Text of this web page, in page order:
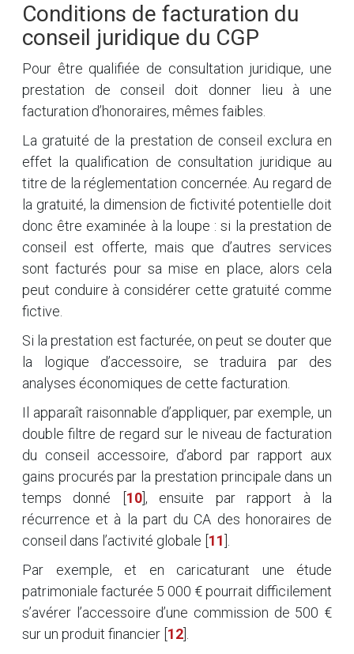
Conditions de facturation du
conseil juridique du CGP
Pour être qualifiée de consultation juridique, une
prestation de conseil doit donner lieu à une
facturation d’honoraires, mêmes faibles.
La gratuité de la prestation de conseil exclura en
effet la qualification de consultation juridique au
titre de la réglementation concernée. Au regard de
la gratuité, la dimension de fictivité potentielle doit
donc être examinée à la loupe : si la prestation de
conseil est offerte, mais que d’autres services
sont facturés pour sa mise en place, alors cela
peut conduire à considérer cette gratuité comme
fictive.
Si la prestation est facturée, on peut se douter que
la logique d’accessoire, se traduira par des
analyses économiques de cette facturation.
Il apparaît raisonnable d’appliquer, par exemple, un
double filtre de regard sur le niveau de facturation
du conseil accessoire, d’abord par rapport aux
gains procurés par la prestation principale dans un
temps donné
10], ensuite par rapport à la
récurrence et à la part du CA des honoraires de
conseil dans l’activité globale 11
Par exemple, et en caricaturant une étude
patrimoniale facturée 5 000 € pourrait difficilement
s’avérer l’accessoire d’une commission de 500 €
sur un produit financier 12